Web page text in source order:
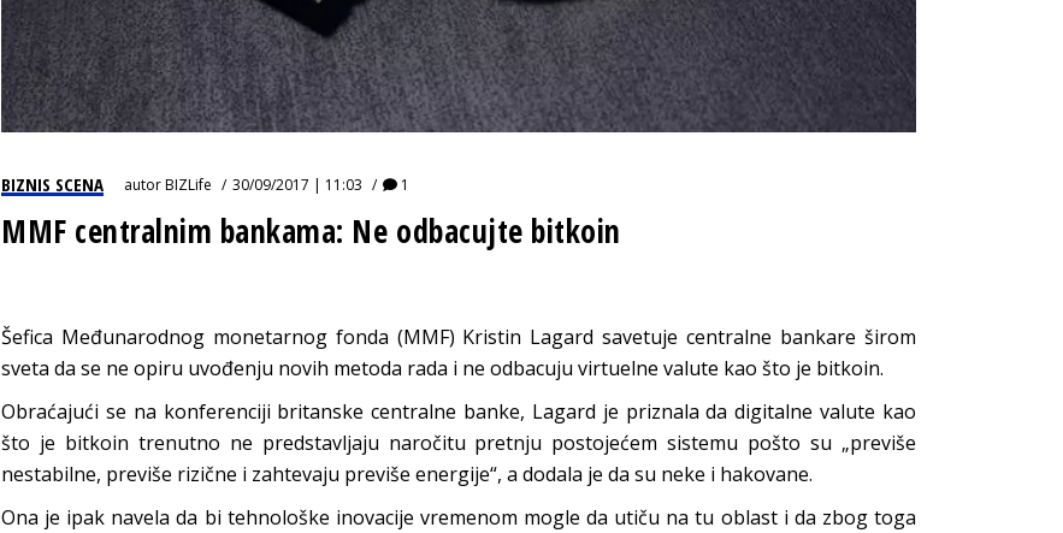
BIZNIS SCENA autorBIZLife 30/09/2017 | 11:03 1
MMF centralnim bankama: Ne odbacujte bitkoin
Šefica Međunarodnog monetarnog fonda (MMF) Kristin Lagard savetuje centralne bankare širom
sveta da se ne opiru uvođenju novih metoda rada i ne odbacuju virtuelne valute kao što je bitkoin.
Obraćajući se na konferenciji britanske centralne banke, Lagard je priznala da digitalne valute kao
što je bitkoin trenutno ne predstavljaju naročitu pretnju postojećem sistemu pošto su „previše
nestabilne, previše rizične i zahtevaju previše energije“, a dodala je da su neke i hakovane.
Ona je ipak navela da bi tehnološke inovacije vremenom mogle da utiču na tu oblast i da zbog toga